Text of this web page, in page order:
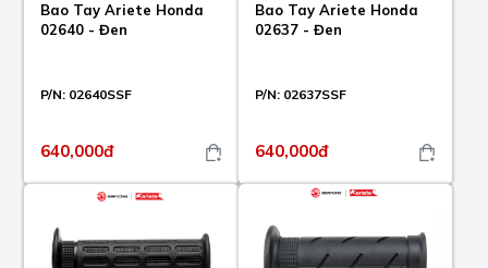
Bao Tay Ariete Honda
02640 - Đen
P/N: 02640SSF
640,000đ
Bao Tay Ariete Honda
02637 - Đen
P/N: 02637SSF
640,000đ